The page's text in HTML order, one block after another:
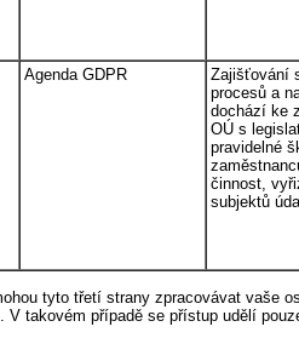
Agenda GDPR
Zajišťování
procesů a
dochází ke
OÚ s
pravidelné
činnost,
subjektů
tyto třetí strany zpracovávat vaše
takovém případě se přístup udělí